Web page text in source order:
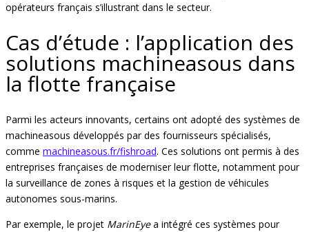
opérateurs français s’illustrant dans le secteur.
Cas d’étude : l’application des
solutions machineasous dans
la flotte française
Parmi les acteurs innovants, certains ont adopté des systèmes de
machineasous développés par des fournisseurs spécialisés,
comme machineasous.fr/fishroad. Ces solutions ont permis à des
entreprises françaises de moderniser leur flotte, notamment pour
la surveillance de zones à risques et la gestion de véhicules
autonomes sous-marins.
Par exemple, le projet MarinEyea intégré ces systèmes pour